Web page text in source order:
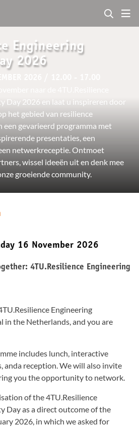
Engineering
2026
Day 2026 en laat u inspireren door
het gebied van resilience
een gevarieerd programma met
presentaties, een
netwerkreceptie. Ontmoet
wissel ideeën uit en denk mee
groeiende community.
16 November 2026
4TU.Resilience Engineering
Engineering
in the Netherlands, and you are
includes lunch, interactive
anda reception. We will also invite
you the opportunity to network.
of the 4TU.Resilience
Day as a direct outcome of the
2026, in which we asked for